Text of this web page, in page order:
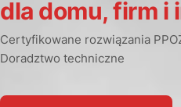
dla domu, firm
Certyfikowane rozwiązania
Doradztwo techniczne